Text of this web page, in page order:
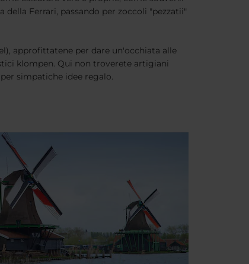
Ferrari, passando per zoccoli "pezzatii"
approfittatene per dare un'occhiata alle
klompen. Qui non troverete artigiani
simpatiche idee regalo.